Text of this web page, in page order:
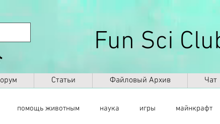
Fun Sci
Статьи Файловый Архив Чат
помощь животным наука игры майнкрафт